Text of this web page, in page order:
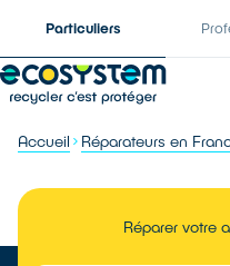
Particuliers
Accueil Réparateurs en
Réparer votre